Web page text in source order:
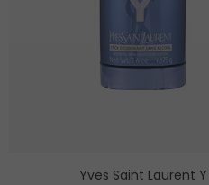
Yves Saint Laurent Y